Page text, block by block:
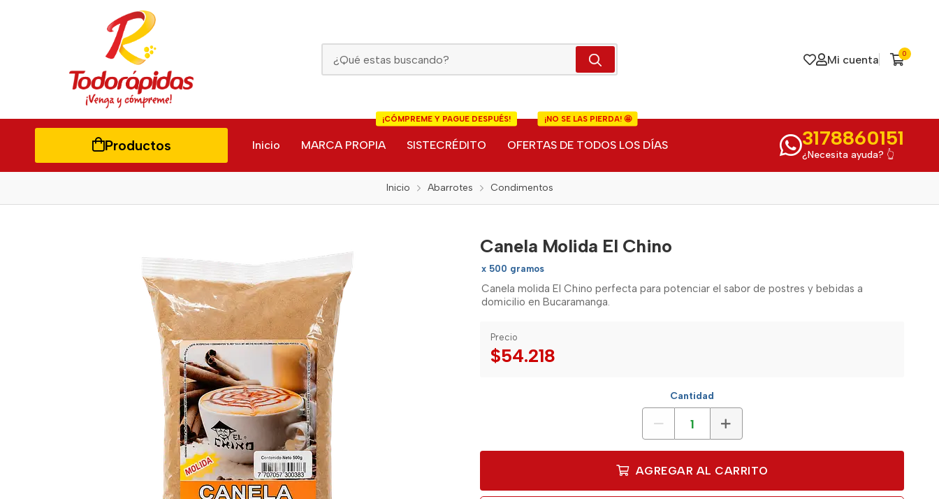
Mi cuenta 0
Productos Inicio MARCA PROPIA SISTECRÉDITO
¡CÓMPREME Y PAGUE DESPUÉS!
OFERTAS DE TODOS LOS DÍAS
¡NO SE LAS PIERDA! 🤩
3178860151
¿Necesita ayuda? 👆
Inicio Abarrotes Condimentos
Canela Molida El Chino
x 500 gramos
Canela molida El Chino perfecta para potenciar el sabor de postres y bebidas a
domicilio en Bucaramanga.
Precio
$54.218
Cantidad
AGREGAR AL CARRITO